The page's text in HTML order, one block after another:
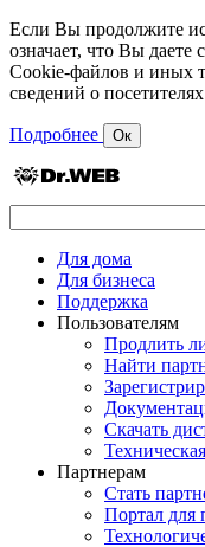
Если Вы продолжите
означает, что Вы даете
Cookie-файлов и иных
сведений о
Подробнее Ок
Для дома
Для бизнеса
Поддержка
Пользователям
Продлить
Найти
Скачать
Партнерам
Стать
Портал для